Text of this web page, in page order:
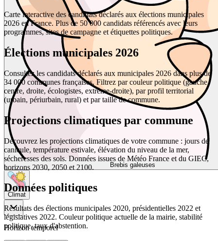
Brebis galeuses
Climat
Horizon temporel
Carte interactive des candidats déclarés aux élections municipales
2026 en France. Plus de 50 000 candidats référencés avec leurs
programmes, sites de campagne et étiquettes politiques.
Élections municipales 2026
Consultez les candidats déclarés aux municipales 2026 dans plus de
34 000 communes françaises. Filtrez par couleur politique (gauche,
centre, droite, écologistes, extrême-droite), par profil territorial
(urbain, périurbain, rural) et par taille de commune.
Projections climatiques par commune
Découvrez les projections climatiques de votre commune : jours de
canicule, température estivale, élévation du niveau de la mer,
sécheresses des sols. Données issues de Météo France et du GIEC,
horizons 2030, 2050 et 2100.
Données politiques
Résultats des élections municipales 2020, présidentielles 2022 et
législatives 2022. Couleur politique actuelle de la mairie, stabilité
politique, taux d'abstention.